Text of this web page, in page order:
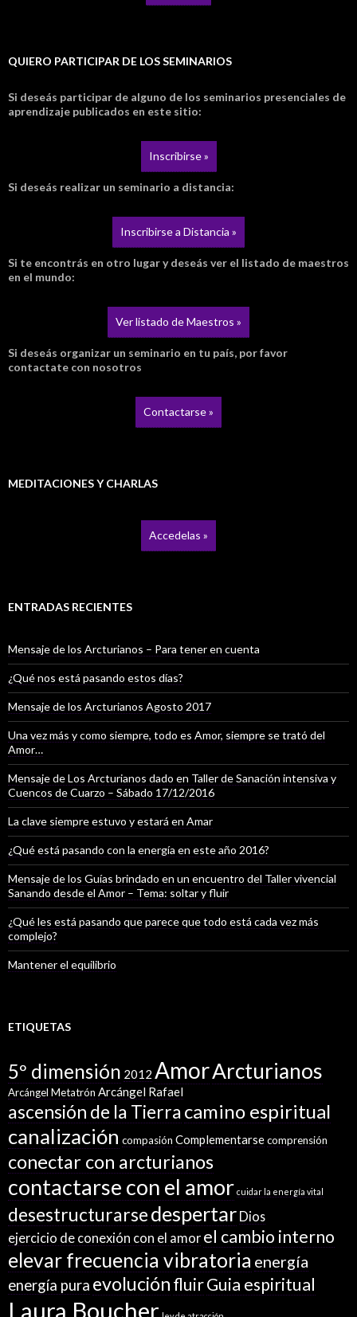
QUIERO PARTICIPAR DE LOS SEMINARIOS
Si deseás participar de alguno de los seminarios presenciales de
aprendizaje publicados en este sitio:
Inscribirse »
Si deseás realizar un seminario a distancia:
Inscribirse a Distancia »
Si te encontrás en otro lugar y deseás ver el listado de maestros
en el mundo:
Ver listado de Maestros »
Si deseás organizar un seminario en tu país, por favor
contactate con nosotros
Contactarse »
MEDITACIONES Y CHARLAS
Accedelas »
ENTRADAS RECIENTES
Mensaje de los Arcturianos – Para tener en cuenta
¿Qué nos está pasando estos días?
Mensaje de los Arcturianos Agosto 2017
Una vez más y como siempre, todo es Amor, siempre se trató del
Amor…
Mensaje de Los Arcturianos dado en Taller de Sanación intensiva y
Cuencos de Cuarzo – Sábado 17/12/2016
La clave siempre estuvo y estará en Amar
¿Qué está pasando con la energía en este año 2016?
Mensaje de los Guías brindado en un encuentro del Taller vivencial
Sanando desde el Amor – Tema: soltar y fluir
¿Qué les está pasando que parece que todo está cada vez más
complejo?
Mantener el equilibrio
ETIQUETAS
5º dimensión 2012 AmorArcturianos
Arcángel Metatrón Arcángel Rafael
ascensión de la Tierracamino espiritual
canalización compasión Complementarsecomprensión
conectar con arcturianos
contactarse con el amor cuidar la energía vital
desestructurarsedespertar Dios
ejercicio de conexión con el amor el cambio interno
elevar frecuencia vibratoria energía
energía pura evoluciónfluirGuia espiritual
Laura Boucher